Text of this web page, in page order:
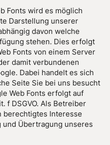
Fonts wird es möglich
Darstellung unserer
davon welche
stehen. Dies erfolgt
Fonts von einem Server
damit verbundenen
Dabei handelt es sich
Seite Sie bei uns besucht
Web Fonts erfolgt auf
f DSGVO. Als Betreiber
berechtigtes Interesse
Übertragung unseres